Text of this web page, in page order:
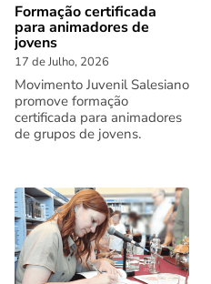
Formação certificada
para animadores de
jovens
17 de Julho, 2026
Movimento Juvenil Salesiano
promove formação
certificada para animadores
de grupos de jovens.